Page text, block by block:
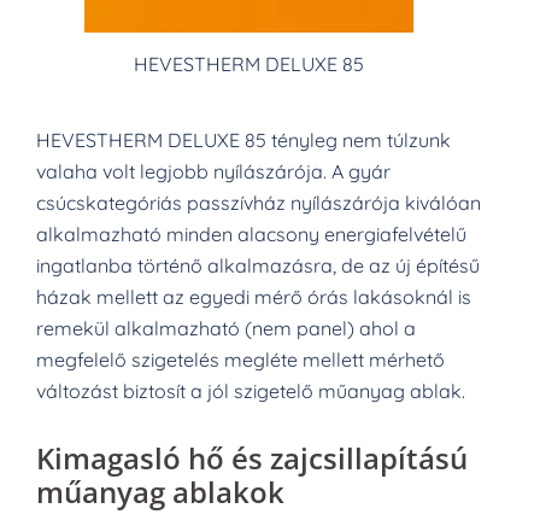
HEVESTHERM DELUXE 85
HEVESTHERM DELUXE 85 tényleg nem túlzunk
valaha volt legjobb nyílászárója. A gyár
csúcskategóriás passzívház nyílászárója kiválóan
alkalmazható minden alacsony energiafelvételű
ingatlanba történő alkalmazásra, de az új építésű
házak mellett az egyedi mérő órás lakásoknál is
remekül alkalmazható (nem panel) ahol a
megfelelő szigetelés megléte mellett mérhető
változást biztosít a jól szigetelő műanyag ablak.
Kimagasló hő és zajcsillapítású
műanyag ablakok